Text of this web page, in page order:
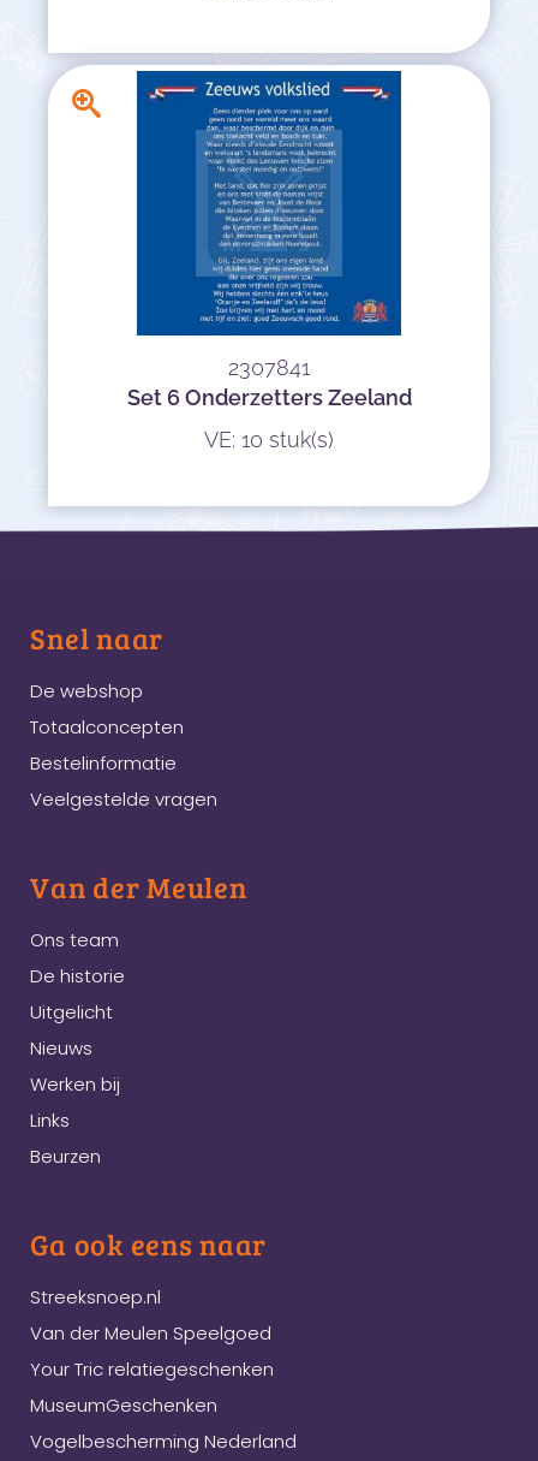
2307841
Set 6 Onderzetters Zeeland
VE: 10 stuk(s)
Snel naar
De webshop
Totaalconcepten
Bestelinformatie
Veelgestelde vragen
Van der Meulen
Ons team
De historie
Uitgelicht
Nieuws
Werken bij
Links
Beurzen
Ga ook eens naar
Streeksnoep.nl
Van der Meulen Speelgoed
Your Tric relatiegeschenken
MuseumGeschenken
Vogelbescherming Nederland